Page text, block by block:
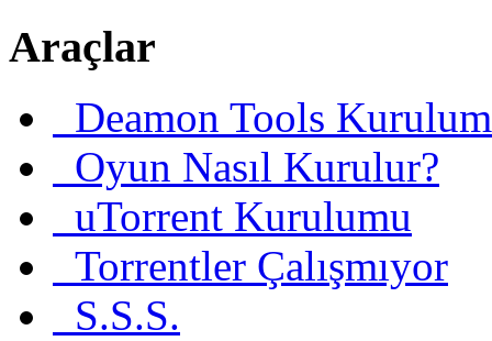
Araçlar
Deamon Tools
Oyun Nasıl Kurulur?
uTorrent Kurulumu
Torrentler Çalışmıyor
S.S.S.